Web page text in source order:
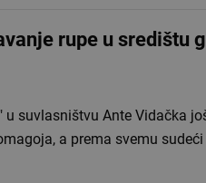
rupe u središtu
suvlasništvu Ante Vidačka
a prema svemu